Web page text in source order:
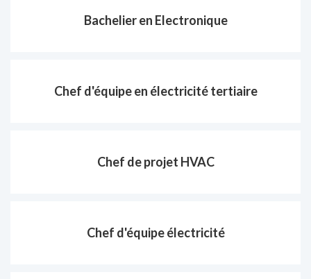
Bachelier en Electronique
Chef d'équipe en électricité tertiaire
Chef de projet HVAC
Chef d'équipe électricité